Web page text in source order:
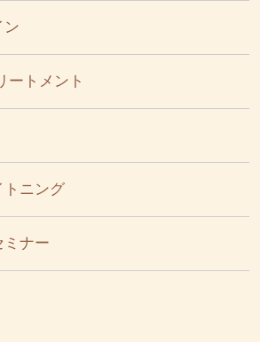
ン
ートメント
トニング
ミナー